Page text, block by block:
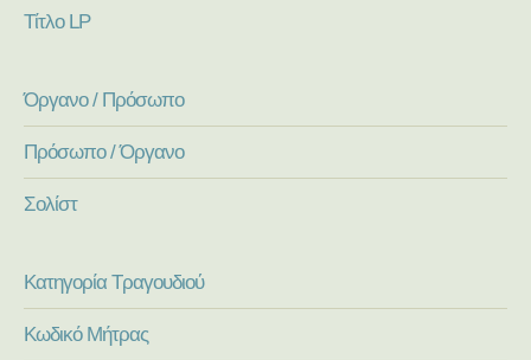
Τίτλο LP
Όργανο / Πρόσωπο
Πρόσωπο / Όργανο
Σολίστ
Κατηγορία Τραγουδιού
Κωδικό Μήτρας